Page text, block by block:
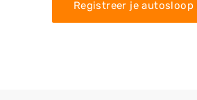
Registreer je autosloop